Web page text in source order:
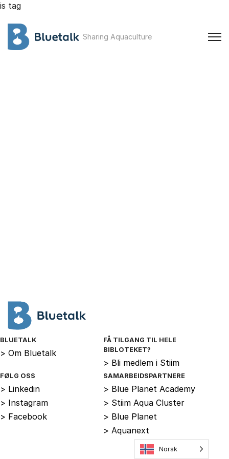
is tag
Sharing Aquaculture
BLUETALK
> Om Bluetalk
FÅ TILGANG TIL HELE
BIBLOTEKET?
> Bli medlem i Stiim
FØLG OSS
> Linkedin
> Instagram
> Facebook
SAMARBEIDSPARTNERE
> Blue Planet Academy
> Stiim Aqua Cluster
> Blue Planet
> Aquanext
Norsk